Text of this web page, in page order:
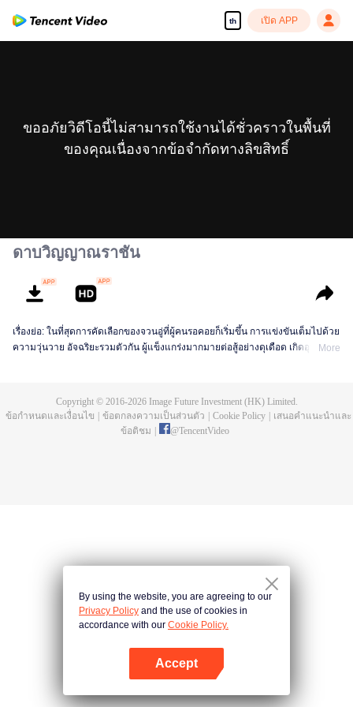
th เปิด APP
ขออภัยวิดีโอนี้ไม่สามารถใช้งานได้ชั่วคราวในพื้นที่
ของคุณเนื่องจากข้อจำกัดทางลิขสิทธิ์
ดาบวิญญาณราชัน
เรื่องย่อ: ในที่สุดการคัดเลือกของจวนอู่ที่ผู้คนรอคอยก็เริ่มขึ้น การแข่งขันเต็มไปด้วย
ความวุ่นวาย อัจฉริยะรวมตัวกัน ผู้แข็งแกร่งมากมายต่อสู้อย่างดุเดือด เกิดอุบัติเหตุ
การลอบสังหารที่ไม่อาจคาดเดานี้ได้อย่างไร
More
Copyright © 2016-2026Image Future Investment (HK) Limited.
ข้อกำหนดและเงื่อนไข
ข้อตกลงความเป็นส่วนตัว Cookie Policy
เสนอคำแนะนำและ
ข้อติชม
@TencentVideo
By using the website, you are agreeing to our
Privacy Policy and the use of cookies in
accordance with our Cookie Policy.
Accept